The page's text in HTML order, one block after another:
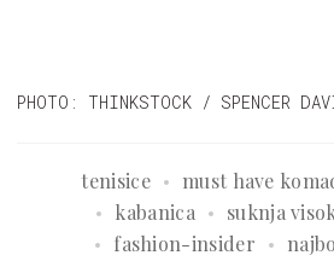
PHOTO: THINKSTOCK / SPENCER
tenisice must have
kabanica
suknja
fashion-insider